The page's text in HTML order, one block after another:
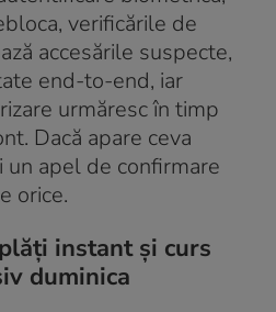
verificările de
accesările suspecte,
end-to-end, iar
urmăresc în timp
Dacă apare ceva
apel de confirmare
orice.
instant și curs
duminica